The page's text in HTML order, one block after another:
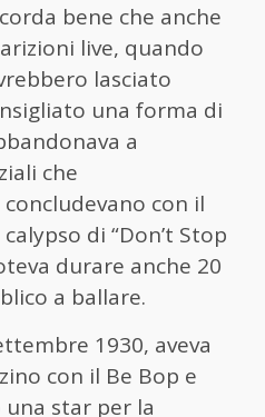
bene che anche
live, quando
lasciato
una forma di
a
che
con il
di “Don’t Stop
durare anche 20
a ballare.
1930, aveva
con il Be Bop e
star per la